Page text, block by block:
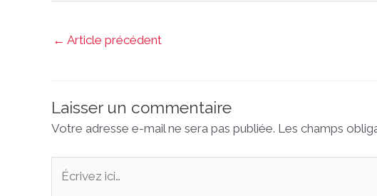
← Article précédent
Laisser un commentaire
Votre adresse e-mail ne sera pas publiée. Les champs
Écrivez